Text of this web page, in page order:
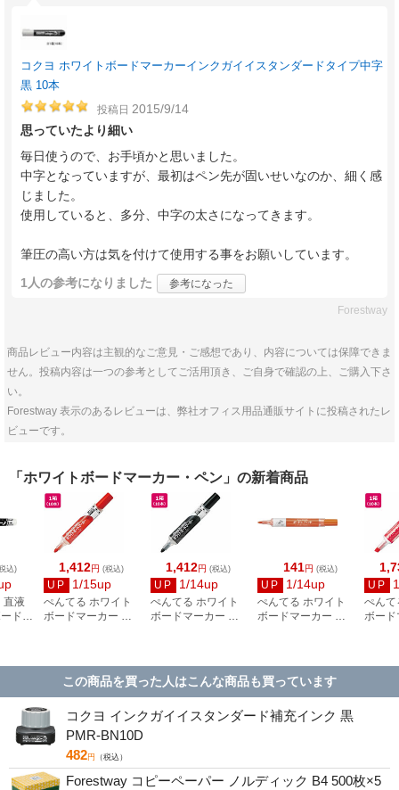
コクヨ ホワイトボードマーカーインクガイイスタンダードタイプ中字
黒 10本
投稿日 2015/9/14
思っていたより細い
毎日使うので、お手頃かと思いました。
中字となっていますが、最初はペン先が固いせいなのか、細く感
じました。
使用していると、多分、中字の太さになってきます。
筆圧の高い方は気を付けて使用する事をお願いしています。
1人の参考になりました 参考になった
Forestway
商品レビュー内容は主観的なご意見・ご感想であり、内容については保障できま
せん。投稿内容は一つの参考としてご活用頂き、ご自身で確認の上、ご購入下さ
い。
Forestway 表示のあるレビューは、弊社オフィス用品通販サイトに投稿されたレ
ビューです。
「ホワイトボードマーカー・ペン」の新着商品
1,412円 (税込)
UP 1/15up
ぺんてる ホワイト
ボードマーカー ノ
1,412円 (税込)
UP 1/14up
ぺんてる ホワイト
ボードマーカー ノ
141円 (税込)
UP 1/14up
ぺんてる ホワイト
ボードマーカー ノ
UP
ぺんて
ボード
込)
直液
ドマ
この商品を買った人はこんな商品も買っています
コクヨ インクガイイスタンダード補充インク 黒
PMR-BN10D
482円 （税込）
Forestway コピーペーパー ノルディック B4 500枚×5